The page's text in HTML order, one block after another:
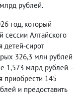
рублей.
год, который
Алтайского
детей-сирот
326,3 млн рублей
1,573 млрд рублей –
приобрести 145
и предоставить